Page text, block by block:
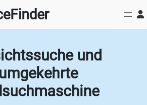
und
umgekehrte